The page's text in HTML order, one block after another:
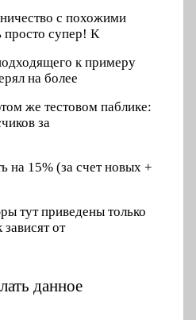
с похожими
просто супер! К
к примеру
на более
же тестовом паблике:
за
на 15% (за счет новых +
тут приведены только
зависят от
данное